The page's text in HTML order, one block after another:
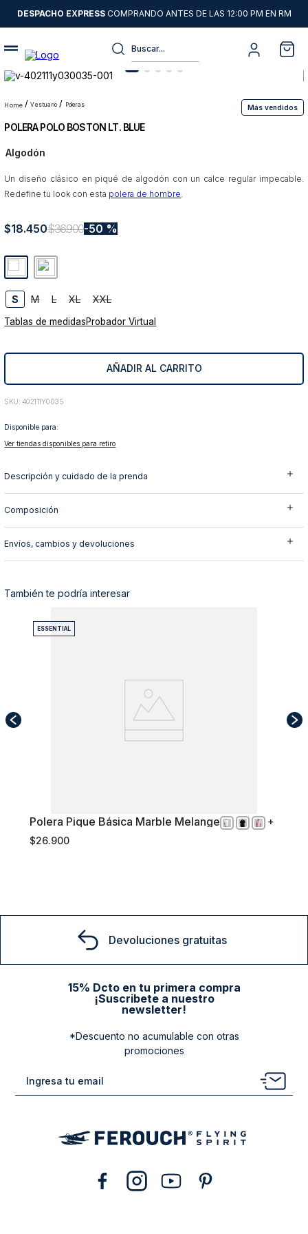
DESPACHO EXPRESSCOMPRANDO ANTES DE LAS 12:00 PM EN RM
Buscar...
vestuario poleras Más vendidos
POLERA POLO BOSTON LT. BLUE
Algodón
Un diseño clásico en piqué de algodón con un calce regular impecable.
Redefine tu look con esta polera de hombre.
$18.450$36.900 50 %
S M L XL XXL
Tablas de medidasProbador Virtual
AÑADIR AL CARRITO
: 402111Y0035
Disponible para:
Ver tiendas disponibles para retiro
Descripción y cuidado de la prenda
Composición
Envíos, cambios y devoluciones
También te podría interesar
XXL
ESSENTIAL
Polera Pique Básica Marble Melange
$26.900
Devoluciones gratuitas
15% Dcto en tu primera compra
¡Suscribete a nuestro
newsletter!
*Descuento no acumulable con otras
promociones
1.
sweater
2.
chaquetas
3.
camisas
4 .
pantalon
6.
jeans
8.
blazer
9
poleron
10. abrigo